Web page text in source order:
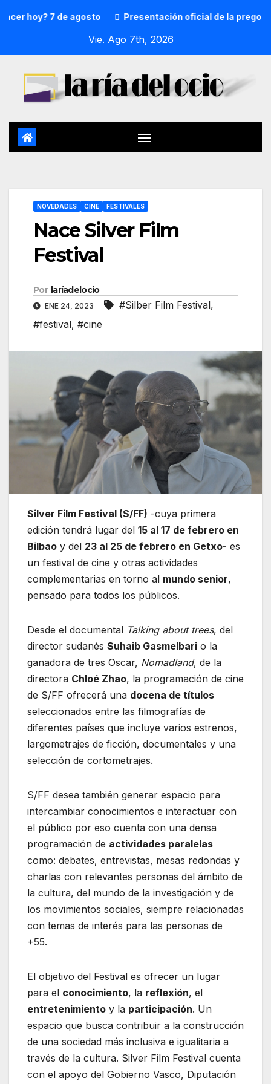
hoy? 7 de agosto Presentación oficial de la pregonera y
Vie. Ago 7th, 2026
NOVEDADES CINE FESTIVALES
Nace Silver Film
Festival
Por laríadelocio
ENE 24, 2023 #Silber Film Festival,
#festival, #cine
Silver Film Festival (S/FF) -cuya primera
edición tendrá lugar del 15 al 17 de febrero en
Bilbao y del 23 al 25 de febrero en Getxo- es
un festival de cine y otras actividades
complementarias en torno al mundo senior,
pensado para todos los públicos.
Desde el documental Talking about trees, del
director sudanés Suhaib Gasmelbari o la
ganadora de tres Oscar, Nomadland, de la
directora Chloé Zhao, la programación de cine
de S/FF ofrecerá una docena de títulos
seleccionados entre las filmografías de
diferentes países que incluye varios estrenos,
largometrajes de ficción, documentales y una
selección de cortometrajes.
S/FF desea también generar espacio para
intercambiar conocimientos e interactuar con
el público por eso cuenta con una densa
programación de actividades paralelas
como: debates, entrevistas, mesas redondas y
charlas con relevantes personas del ámbito de
la cultura, del mundo de la investigación y de
los movimientos sociales, siempre relacionadas
con temas de interés para las personas de
+55.
El objetivo del Festival es ofrecer un lugar
para el conocimiento, la reflexión, el
entretenimiento y la participación. Un
espacio que busca contribuir a la construcción
de una sociedad más inclusiva e igualitaria a
través de la cultura. Silver Film Festival cuenta
con el apoyo del Gobierno Vasco, Diputación